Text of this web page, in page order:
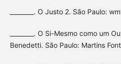
________. O Justo 2. São Paulo:
________. O Si-Mesmo como um
Benedetti. São Paulo: Martins